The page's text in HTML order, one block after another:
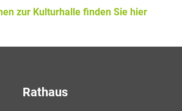
zur Kulturhalle finden Sie hier
Rathaus